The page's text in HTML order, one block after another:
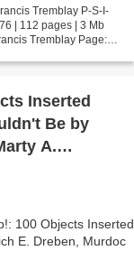
Tremblay P-S-I-
| 112 pages | 3 Mb
Tremblay Page:
Inserted
Be by
A.